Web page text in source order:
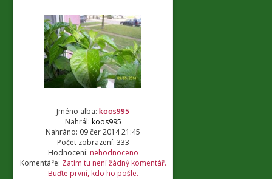
Jméno alba: koos995
Nahrál: koos995
Nahráno: 09 čer 2014 21:45
Počet zobrazení: 333
Hodnocení: nehodnoceno
Komentáře: Zatím tu není žádný komentář.
Buďte první, kdo ho pošle.